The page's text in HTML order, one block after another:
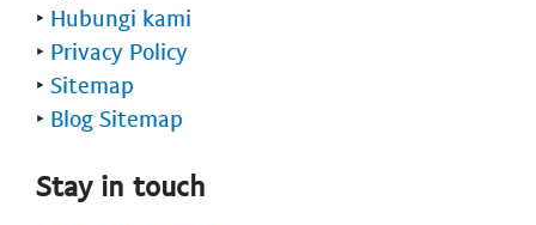
‣ Hubungi kami
‣ Privacy Policy
‣ Sitemap
‣ Blog Sitemap
Stay in touch